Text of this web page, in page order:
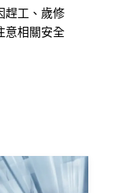
趕工、歲修
意相關安全